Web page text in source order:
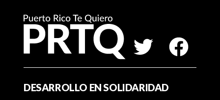
DESARROLLO EN SOLIDARIDAD